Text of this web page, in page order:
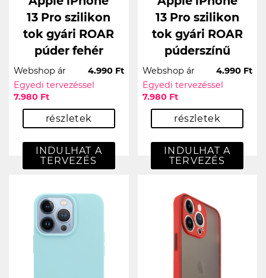
13 Pro szilikon
tok gyári ROAR
púder fehér
Webshop ár
4.990 Ft
Egyedi tervezéssel
7.980 Ft
részletek
INDULHAT A
TERVEZÉS
13 Pro szilikon
tok gyári ROAR
púderszínű
Webshop ár
4.990 Ft
Egyedi tervezéssel
7.980 Ft
részletek
INDULHAT A
TERVEZÉS